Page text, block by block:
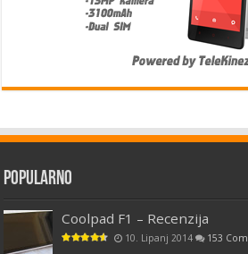
Popularno
Coolpad F1 – Recenzija
10. Lipanj 2014 153